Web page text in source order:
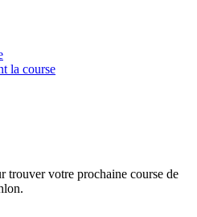
la course
trouver votre prochaine course de